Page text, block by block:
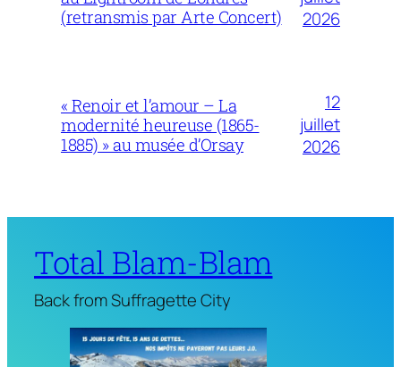
(retransmis par Arte Concert)
2026
« Renoir et l’amour – La
modernité heureuse (1865-
1885) » au musée d’Orsay
12
juillet
2026
Total Blam-Blam
Back from Suffragette City